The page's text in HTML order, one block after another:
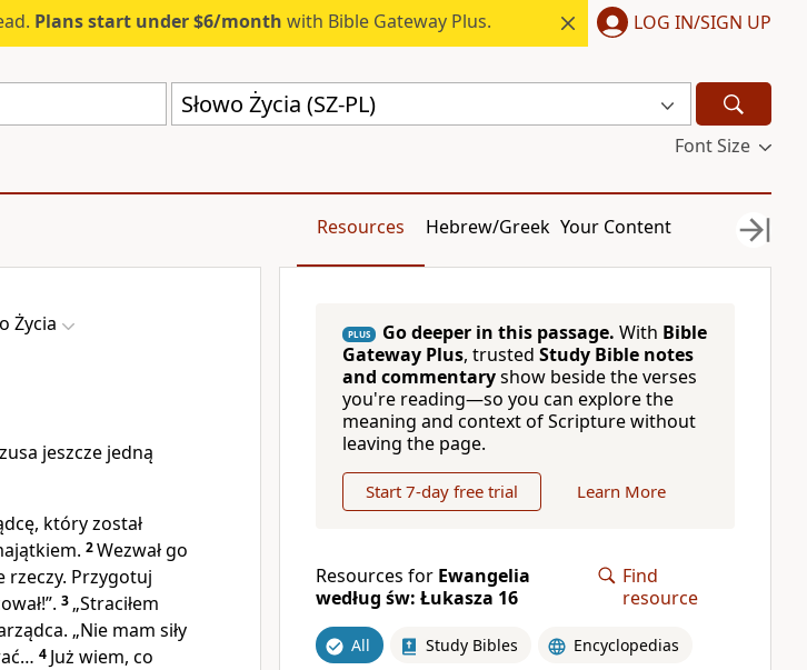
Plans start under $6/month with Bible Gateway Plus. LOG IN/SIGN UP
Słowo Życia (SZ-PL)
Font Size
Resources Hebrew/Greek Your Content
Życia
jeszcze jedną
który został
2Wezwał go
rzeczy. Przygotuj
3 „Straciłem
„Nie mam siły
4 Już wiem, co
PLUS Go deeper in this passage. With Bible
Gateway Plus, trusted Study Bible notes
and commentaryshow beside the verses
you're reading—so you can explore the
meaning and context of Scripture without
leaving the page.
Start 7-day free trial Learn More
Resources for Ewangelia
według św: Łukasza 16
Find
resource
All Study Bibles Encyclopedias